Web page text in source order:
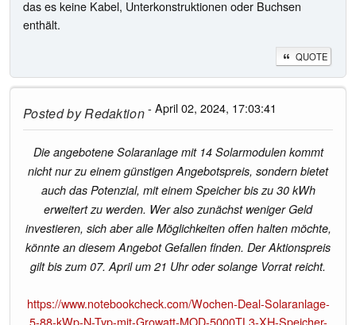
das es keine Kabel, Unterkonstruktionen oder Buchsen
enthält.
QUOTE
Posted byRedaktion- April 02, 2024, 17:03:41
Die angebotene Solaranlage mit 14 Solarmodulen kommt
nicht nur zu einem günstigen Angebotspreis, sondern bietet
auch das Potenzial, mit einem Speicher bis zu 30 kWh
erweitert zu werden. Wer also zunächst weniger Geld
investieren, sich aber alle Möglichkeiten offen halten möchte,
könnte an diesem Angebot Gefallen finden. Der Aktionspreis
gilt bis zum 07. April um 21 Uhr oder solange Vorrat reicht.
https://www.notebookcheck.com/Wochen-Deal-Solaranlage-
5-88-kWp-N-Typ-mit-Growatt-MOD-5000TL3-XH-Speicher-